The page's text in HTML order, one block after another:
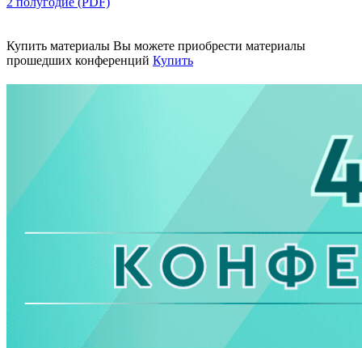
Купить материалы Вы можете приобрести материалы
прошедших конференций Купить